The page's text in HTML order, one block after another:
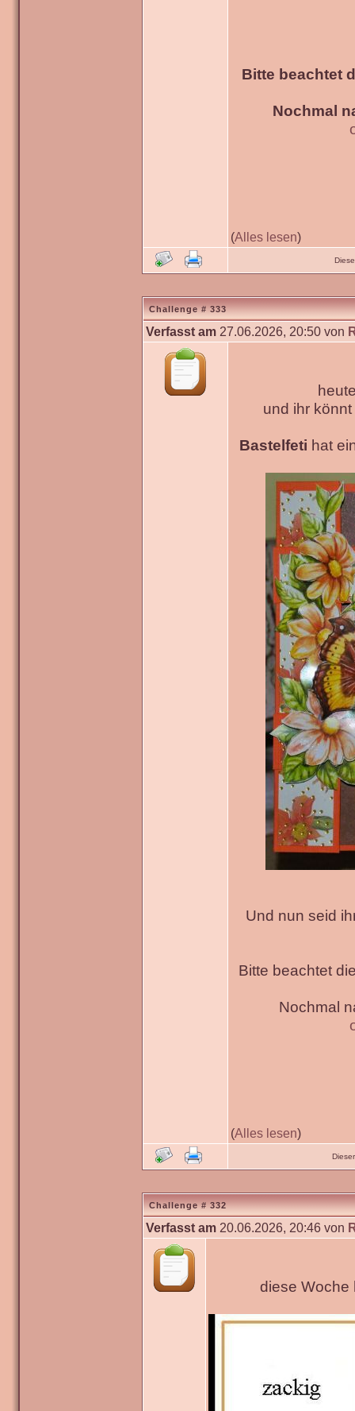
Bitte beachtet
Nochmal
(Alles lesen)
Challenge # 333
Verfasst am 27.06.2026, 20:50 von
und ihr
Bastelfeti hat
Und nun seid
Bitte beachtet
Nochmal
(Alles lesen)
Challenge # 332
Verfasst am 20.06.2026, 20:46 von
diese Woche